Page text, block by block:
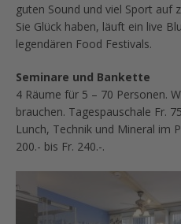
guten Sound und viel Sport auf
Sie Glück haben, läuft ein live
legendären Food Festivals.
Seminare und Bankette
4 Räume für 5 – 70 Personen.
brauchen. Tagespauschale Fr.
Lunch, Technik und Mineral im
200.- bis Fr. 240.-.